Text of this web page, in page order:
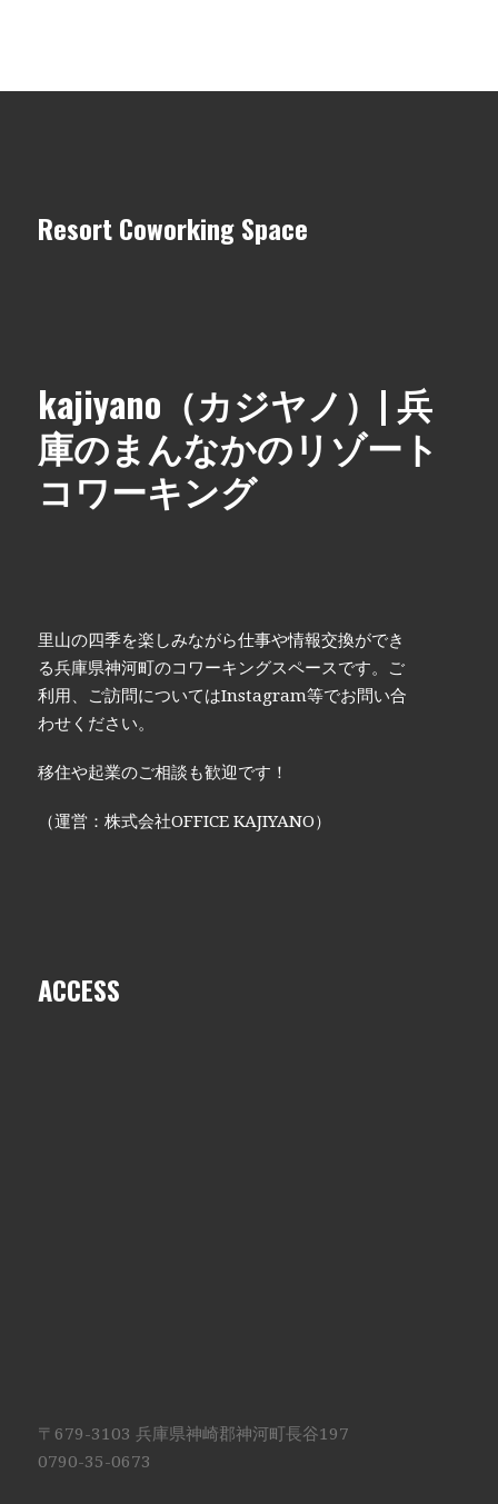
Resort Coworking Space
kajiyano（カジヤノ）| 兵
庫のまんなかのリゾート
コワーキング
里山の四季を楽しみながら仕事や情報交換ができ
る兵庫県神河町のコワーキングスペースです。ご
利用、ご訪問についてはInstagram等でお問い合
わせください。
移住や起業のご相談も歓迎です！
（運営：株式会社OFFICE KAJIYANO）
ACCESS
〒679-3103 兵庫県神崎郡神河町長谷197
0790-35-0673